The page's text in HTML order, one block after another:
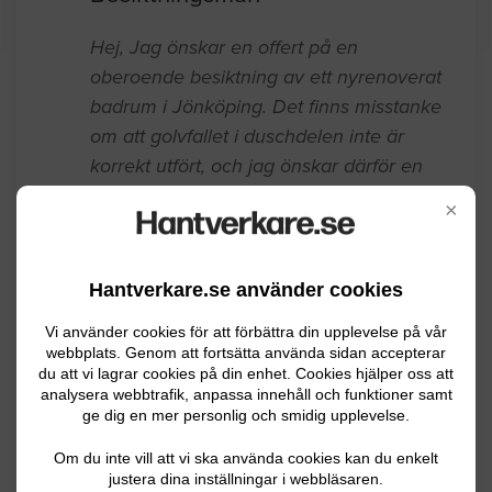
×
Hantverkare.se använder cookies
Vi använder cookies för att förbättra din upplevelse på vår
webbplats. Genom att fortsätta använda sidan accepterar
du att vi lagrar cookies på din enhet. Cookies hjälper oss att
analysera webbtrafik, anpassa innehåll och funktioner samt
ge dig en mer personlig och smidig upplevelse.
Om du inte vill att vi ska använda cookies kan du enkelt
justera dina inställningar i webbläsaren.
Hej, Jag önskar en offert på en
oberoende besiktning av ett nyrenoverat
badrum i Jönköping. Det finns misstanke
om att golvfallet i duschdelen inte är
korrekt utfört, och jag önskar därför en
skriftligt utlåtande som kan användas vid
entreprenören.
Jönköping 07.27.2026 20:39
Besiktningsman
det gällde ett företagsarbete behöver vi